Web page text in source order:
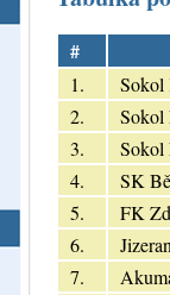
#
1.
Sokol
2.
Sokol
3.
Sokol
4.
SK
5.
FK
6.
7.